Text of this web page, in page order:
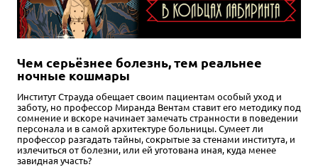
Чем серьёзнее болезнь, тем реальнее
ночные кошмары
Институт Страуда обещает своим пациентам особый уход и
заботу, но профессор Миранда Вентам ставит его методику под
сомнение и вскоре начинает замечать странности в поведении
персонала и в самой архитектуре больницы. Сумеет ли
профессор разгадать тайны, сокрытые за стенами института, и
излечиться от болезни, или ей уготована иная, куда менее
завидная участь?